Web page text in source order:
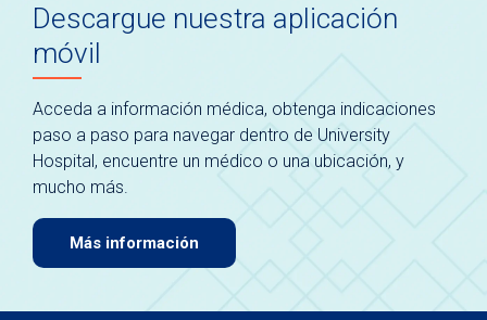
Descargue nuestra aplicación
móvil
Acceda a información médica, obtenga indicaciones
paso a paso para navegar dentro de University
Hospital, encuentre un médico o una ubicación, y
mucho más.
Más información